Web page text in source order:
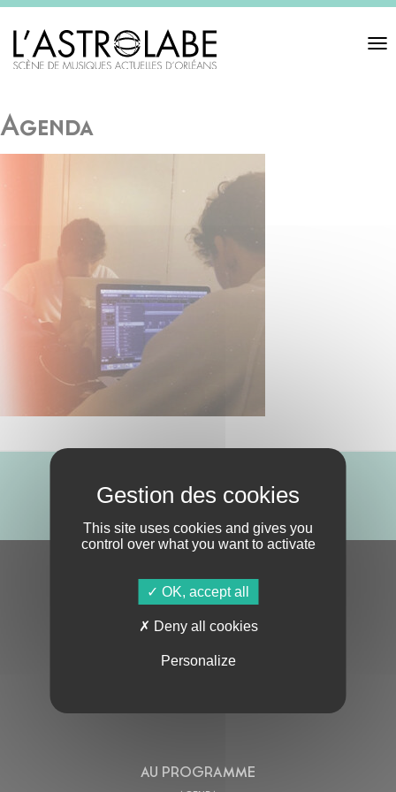
Toggle
Agenda
ABONNE-TOI !
S'ABONNER À LA NEWSLETTER
AU PROGRAMME
This site uses cookies and gives you
control over what you want to activate
OK, accept all
Deny all cookies
Personalize